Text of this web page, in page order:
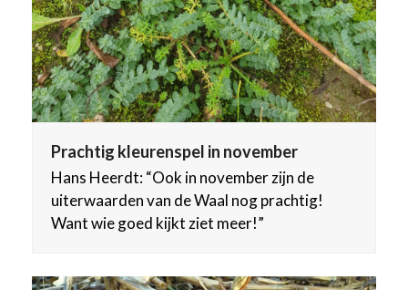
Prachtig kleurenspel in november
Hans Heerdt: “Ook in november zijn de
uiterwaarden van de Waal nog prachtig!
Want wie goed kijkt ziet meer!”